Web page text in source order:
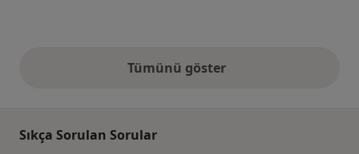
Tümünü gösteryukarıdaki görüşler
Sıkça Sorulan Sorular